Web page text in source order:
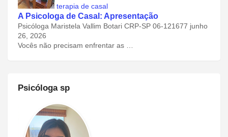
terapia de casal
A Psicologa de Casal: Apresentação
Psicóloga Maristela Vallim Botari CRP-SP 06-121677 junho
26, 2026
Vocês não precisam enfrentar as …
Psicóloga sp